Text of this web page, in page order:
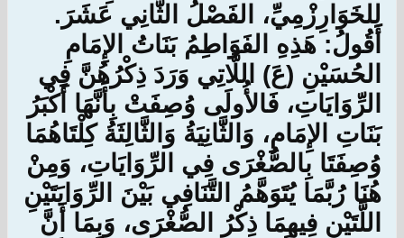
لِلخَوَارِزْمِيِّ، الفَصْلُ الثَّانِي عَشَرَ.
أَقُولُ: هَذِهِ الفَوَاطِمُ بَنَاتُ الإِمَامِ
الحُسَيْنِ (عَ) اللَّاتِي وَرَدَ ذِكْرُهُنَّ فِي
الرِّوَايَاتِ، فَالأُولَى وُصِفَتْ بِأَنَّهَا أَكْبَرُ
بَنَاتِ الإِمَامِ، وَالثَّانِيَةُ وَالثَّالِثَةُ كِلْتَاهُمَا
وُصِفَتَا بِالصُّغْرَى فِي الرِّوَايَاتِ، وَمِنْ
هُنَا رُبَّمَا يُتَوَهَّمُ التَّنَافِي بَيْنَ الرِّوَايَتَيْنِ
اللَّتَيْنِ فِيهِمَا ذِكْرُ الصُّغْرَى، وَبِمَا أَنَّ